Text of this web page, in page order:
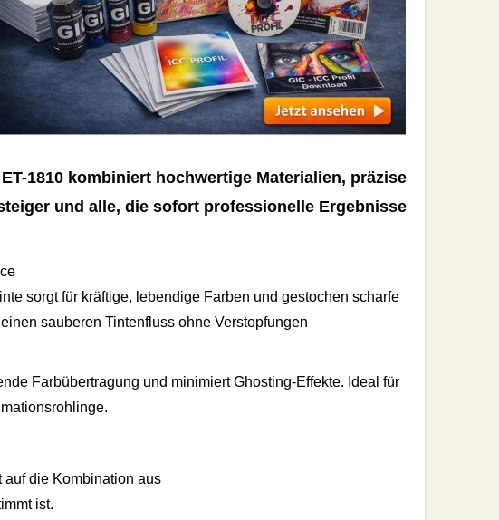
1810 kombiniert hochwertige Materialien, präzise
und alle, die sofort professionelle Ergebnisse
sorgt für kräftige, lebendige Farben und gestochen scharfe
sauberen Tintenfluss ohne Verstopfungen
Farbübertragung und minimiert Ghosting-Effekte. Ideal für
auf die Kombination aus
ist.